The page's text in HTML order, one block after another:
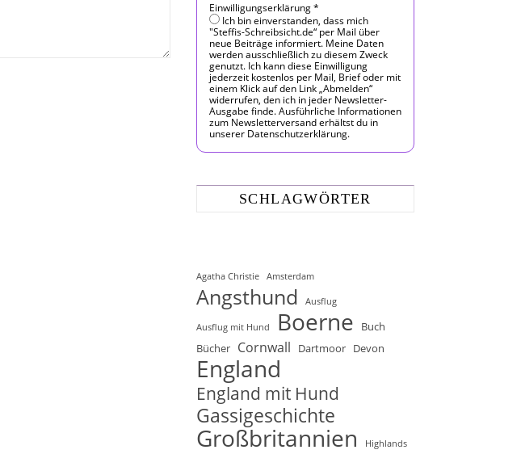
Einwilligungserklärung*
Ich bin einverstanden, dass mich
"Steffis-Schreibsicht.de“ per Mail über
neue Beiträge informiert. Meine Daten
werden ausschließlich zu diesem Zweck
genutzt. Ich kann diese Einwilligung
jederzeit kostenlos per Mail, Brief oder mit
einem Klick auf den Link „Abmelden“
widerrufen, den ich in jeder Newsletter-
Ausgabe finde. Ausführliche Informationen
zum Newsletterversand erhältst du in
unserer Datenschutzerklärung.
SCHLAGWÖRTER
Agatha Christie Amsterdam
Angsthund Ausflug
Ausflug mit Hund Boerne
Buch
Bücher Cornwall Dartmoor Devon
England
England mit Hund
Gassigeschichte
Großbritannien Highlands